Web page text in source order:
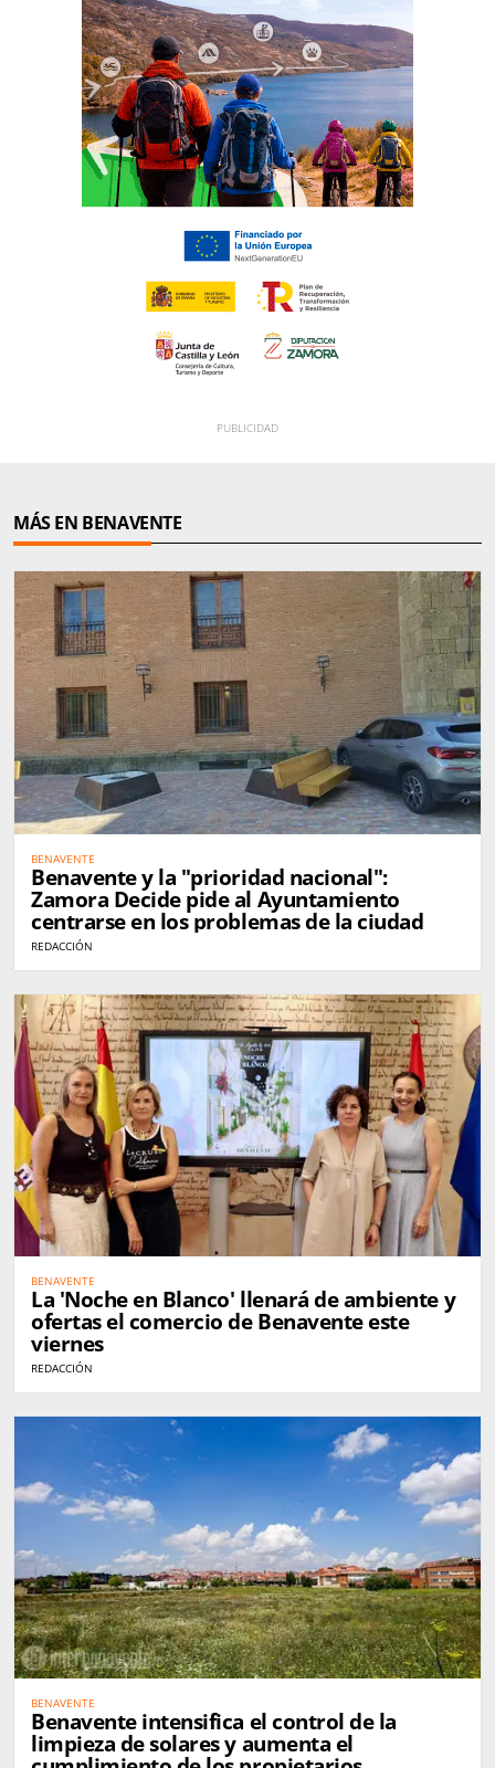
MÁS EN BENAVENTE
BENAVENTE
Benavente y la "prioridad nacional":
Zamora Decide pide al Ayuntamiento
centrarse en los problemas de la ciudad
REDACCIÓN
BENAVENTE
La 'Noche en Blanco' llenará de ambiente y
ofertas el comercio de Benavente este
viernes
REDACCIÓN
BENAVENTE
Benavente intensifica el control de la
limpieza de solares y aumenta el